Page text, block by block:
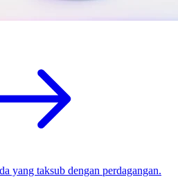
yang taksub dengan perdagangan.